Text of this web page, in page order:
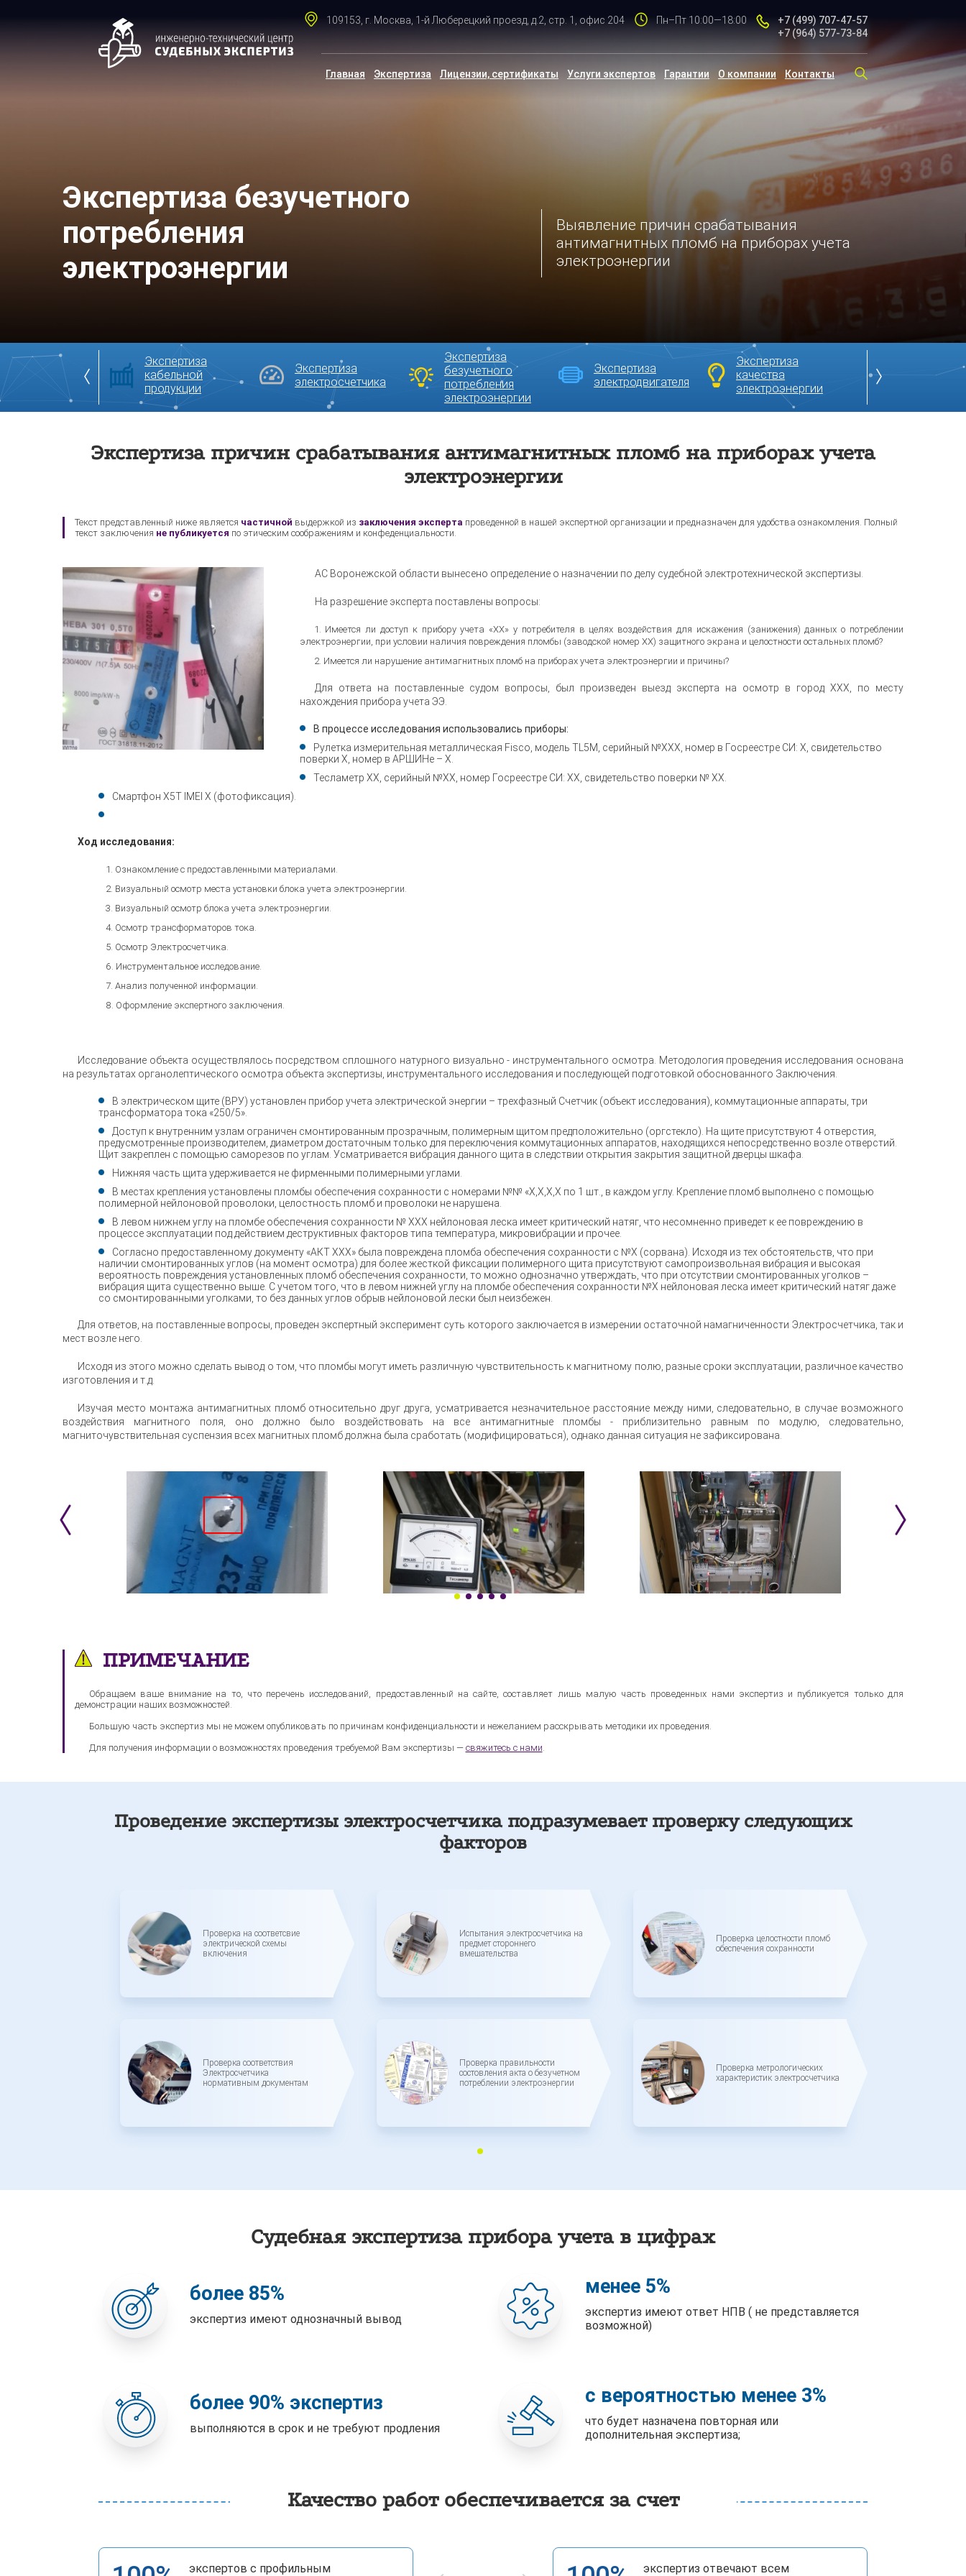
109153, г. Москва, 1-й Люберецкий проезд, д.2, стр. 1, офис 204 Пн–Пт 10:00—18:00 +7 (499) 707-47-57
+7 (964) 577-73-84
Главная Экспертиза Лицензии, сертификаты Услуги экспертов Гарантии О компании Контакты
Экспертиза безучетного
потребления
электроэнергии
Выявление причин срабатывания
антимагнитных пломб на приборах учета
электроэнергии
муфт и
Экспертиза
кабельной
продукции
Экспертиза
электросчетчика
Экспертиза
безучетного
потребления
электроэнергии
Экспертиза
электродвигателя
Экспертиза
качества
электроэнергии
Экспертиза причин срабатывания антимагнитных пломб на приборах учета
электроэнергии
Текст представленный ниже является частичной выдержкой из заключения эксперта проведенной в нашей экспертной организации и предназначен для удобства ознакомления. Полный
текст заключения не публикуется по этическим соображениям и конфеденциальности.
АС Воронежской области вынесено определение о назначении по делу судебной электротехнической экспертизы.
На разрешение эксперта поставлены вопросы:
Имеется ли доступ к прибору учета «ХХ» у потребителя в целях воздействия для искажения (занижения) данных о потреблении
электроэнергии, при условии наличия повреждения пломбы (заводской номер ХХ) защитного экрана и целостности остальных пломб?
Имеется ли нарушение антимагнитных пломб на приборах учета электроэнергии и причины?
Для ответа на поставленные судом вопросы, был произведен выезд эксперта на осмотр в город ХХХ, по месту
нахождения прибора учета ЭЭ.
В процессе исследования использовались приборы:
Рулетка измерительная металлическая Fisco, модель TL5M, серийный №ХХХ, номер в Госреестре СИ: Х, свидетельство
поверки Х, номер в АРШИНе – Х.
Тесламетр ХХ, серийный №ХХ, номер Госреестре СИ: ХХ, свидетельство поверки № ХХ.
Смартфон Х5T IMEI Х (фотофиксация).
Ход исследования:
Ознакомление с предоставленными материалами.
Визуальный осмотр места установки блока учета электроэнергии.
Визуальный осмотр блока учета электроэнергии.
Осмотр трансформаторов тока.
Осмотр Электросчетчика.
Инструментальное исследование.
Анализ полученной информации.
Оформление экспертного заключения.
Исследование объекта осуществлялось посредством сплошного натурного визуально - инструментального осмотра. Методология проведения исследования основана
на результатах органолептического осмотра объекта экспертизы, инструментального исследования и последующей подготовкой обоснованного Заключения.
В электрическом щите (ВРУ) установлен прибор учета электрической энергии – трехфазный Счетчик (объект исследования), коммутационные аппараты, три
трансформатора тока «250/5».
Доступ к внутренним узлам ограничен смонтированным прозрачным, полимерным щитом предположительно (оргстекло). На щите присутствуют 4 отверстия,
предусмотренные производителем, диаметром достаточным только для переключения коммутационных аппаратов, находящихся непосредственно возле отверстий.
Щит закреплен с помощью саморезов по углам. Усматривается вибрация данного щита в следствии открытия закрытия защитной дверцы шкафа.
Нижняя часть щита удерживается не фирменными полимерными углами.
В местах крепления установлены пломбы обеспечения сохранности с номерами №№ «Х,Х,Х,Х по 1 шт., в каждом углу. Крепление пломб выполнено с помощью
полимерной нейлоновой проволоки, целостность пломб и проволоки не нарушена.
В левом нижнем углу на пломбе обеспечения сохранности № ХХХ нейлоновая леска имеет критический натяг, что несомненно приведет к ее повреждению в
процессе эксплуатации под действием деструктивных факторов типа температура, микровибрации и прочее.
Согласно предоставленному документу «АКТ ХХХ» была повреждена пломба обеспечения сохранности с №Х (сорвана). Исходя из тех обстоятельств, что при
наличии смонтированных углов (на момент осмотра) для более жесткой фиксации полимерного щита присутствуют самопроизвольная вибрация и высокая
вероятность повреждения установленных пломб обеспечения сохранности, то можно однозначно утверждать, что при отсутствии смонтированных уголков –
вибрация щита существенно выше. С учетом того, что в левом нижней углу на пломбе обеспечения сохранности №Х нейлоновая леска имеет критический натяг даже
со смонтированными уголками, то без данных углов обрыв нейлоновой лески был неизбежен.
Для ответов, на поставленные вопросы, проведен экспертный эксперимент суть которого заключается в измерении остаточной намагниченности Электросчетчика, так и
мест возле него.
Исходя из этого можно сделать вывод о том, что пломбы могут иметь различную чувствительность к магнитному полю, разные сроки эксплуатации, различное качество
изготовления и т.д.
Изучая место монтажа антимагнитных пломб относительно друг друга, усматривается незначительное расстояние между ними, следовательно, в случае возможного
воздействия магнитного поля, оно должно было воздействовать на все антимагнитные пломбы - приблизительно равным по модулю, следовательно,
магниточувствительная суспензия всех магнитных пломб должна была сработать (модифицироваться), однако данная ситуация не зафиксирована.
ПРИМЕЧАНИЕ
Обращаем ваше внимание на то, что перечень исследований, предоставленный на сайте, составляет лишь малую часть проведенных нами экспертиз и публикуется только для
демонстрации наших возможностей.
Большую часть экспертиз мы не можем опубликовать по причинам конфиденциальности и нежеланием расскрывать методики их проведения.
Для получения информации о возможностях проведения требуемой Вам экспертизы — свяжитесь с нами.
Проведение экспертизы электросчетчика подразумевает проверку следующих
факторов
Проверка на соответсвие
электрической схемы
включения
Проверка соответствия
Электросчетчика
нормативным документам
Испытания электросчетчика на
предмет стороннего
вмешательства
Проверка правильности
состовления акта о безучетном
потреблении электроэнергии
Проверка целостности пломб
обеспечения сохранности
Проверка метрологических
характеристик электросчетчика
Судебная экспертиза прибора учета в цифрах
более 85%
экспертиз имеют однозначный вывод
менее 5%
экспертиз имеют ответ НПВ ( не представляется
возможной)
более 90% экспертиз
выполняются в срок и не требуют продления
с вероятностью менее 3%
что будет назначена повторная или
дополнительная экспертиза;
Качество работ обеспечивается за счет
экспертов с профильным экспертиз отвечают всем